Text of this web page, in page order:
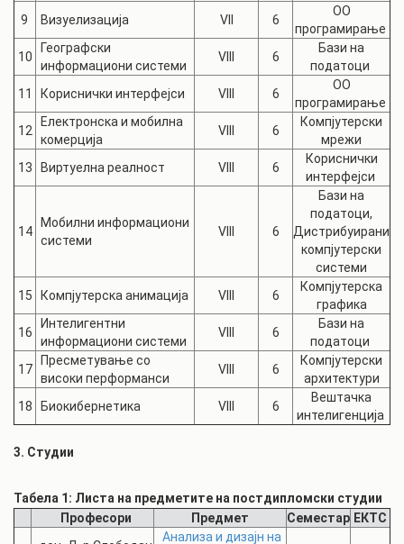
9
Визуелизација VII 6
ОО
програмирање
10
Географски
информациони системи
VIII 6
Бази на
податоци
11
Кориснички интерфејси VIII 6
ОО
програмирање
12
Електронска и мобилна
комерција
VIII 6
Компјутерски
мрежи
13
Виртуелна реалност VIII 6
Кориснички
интерфејси
14
Мобилни информациони
системи
VIII 6
Бази на
податоци,
Дистрибуирани
компјутерски
системи
15
Компјутерска анимација VIII 6
Компјутерска
графика
16
Интелигентни
информациони системи
VIII 6
Бази на
податоци
17
Пресметување со
високи перформанси
VIII 6
Компјутерски
архитектури
18
Биокибернетика VIII 6
Вештачка
интелигенција
3. Студии
Табела 1: Листа на предметите на постдипломски студии
Професори
Предмет Семестар ЕКТС
Анализа и дизајн на